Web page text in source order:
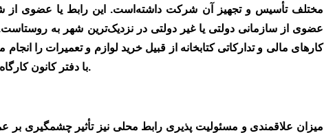
مختلف تأسیس و تجهیز آن شرکت داشته‌است. این رابط یا عضوی از
عضوی از سازمانی دولتی یا غیر دولتی در نزدیک‌ترین شهر به روستاست.
کارهای مالی و تدارکاتی کتابخانه از قبیل خرید لوازم و تعمیرات را
با دفتر کانون کارگاه‌های آموزشی در محل کتابخانه برگزار می‌کنند.
میزان علاقمندی و مسئولیت پذیری رابط محلی نیز تأثیر چشمگیری بر